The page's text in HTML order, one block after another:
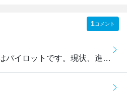
1コメント
現役理一です。将来の夢はパイロットです。現状、進振り先は...